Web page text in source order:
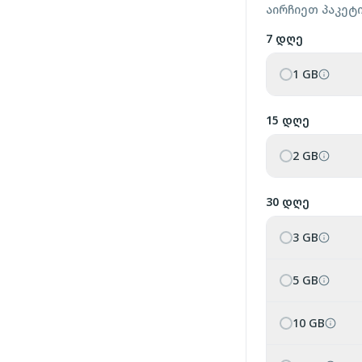
აირჩიეთ
7 დღე
1 GB
15 დღე
2 GB
30 დღე
3 GB
5 GB
10 GB